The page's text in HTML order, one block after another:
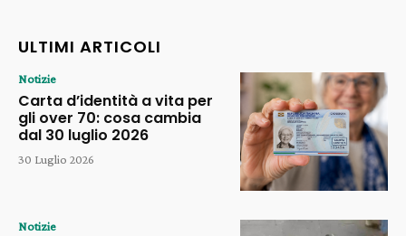
ULTIMI ARTICOLI
Notizie
Carta d’identità a vita per
gli over 70: cosa cambia
dal 30 luglio 2026
30 Luglio 2026
Notizie